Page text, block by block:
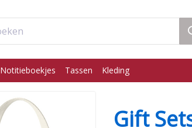
Notitieboekjes Tassen Kleding
Gift